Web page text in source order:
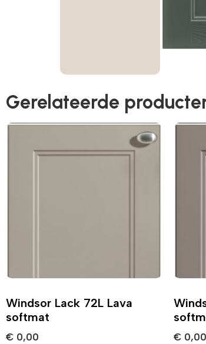
Gerelateerde
Windsor Lack 72L Lava
softmat
€ 0,00 € 0,00